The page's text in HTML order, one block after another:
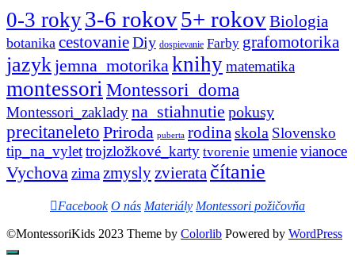
0-3 roky3-6 rokov5+ rokovBiologia
botanika cestovanieDiy dospievanie Farby grafomotorika
jazykjemna_motorika knihymatematika
montessori Montessori_doma
Montessori_zakladyna_stiahnutie pokusy
precitaneleto Priroda puberta rodina skola Slovensko
tip_na_vylettrojzložkové_karty tvorenie umenievianoce
Vychova zima zmysly zvierata čítanie
Facebook O nás Materiály Montessori požičovňa
©MontessoriKids 2023 Theme by Colorlib Powered by WordPress